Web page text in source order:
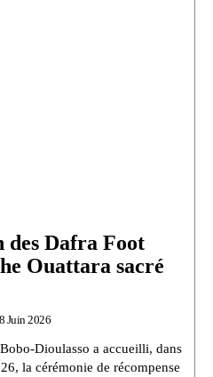
Dafra Foot
Ouattara sacré
Juin 2026
Dioulasso a accueilli, dans
la cérémonie de récompense